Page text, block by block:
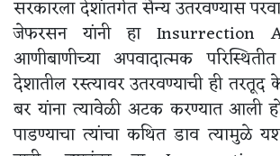
सरकारला देशांतर्गत सैन्य उतरवण्यास
जेफरसन यांनी हा Insurrection
आणीबाणीच्या अपवादात्मक
देशातील रस्त्यावर उतरवण्याची ही
बर यांना त्यावेळी अटक करण्यात आली
पाडण्याचा त्यांचा कथित डाव त्यामुळे